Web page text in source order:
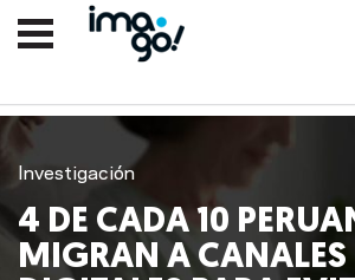
Investigación
4 DE CADA 10
MIGRAN A CANALES